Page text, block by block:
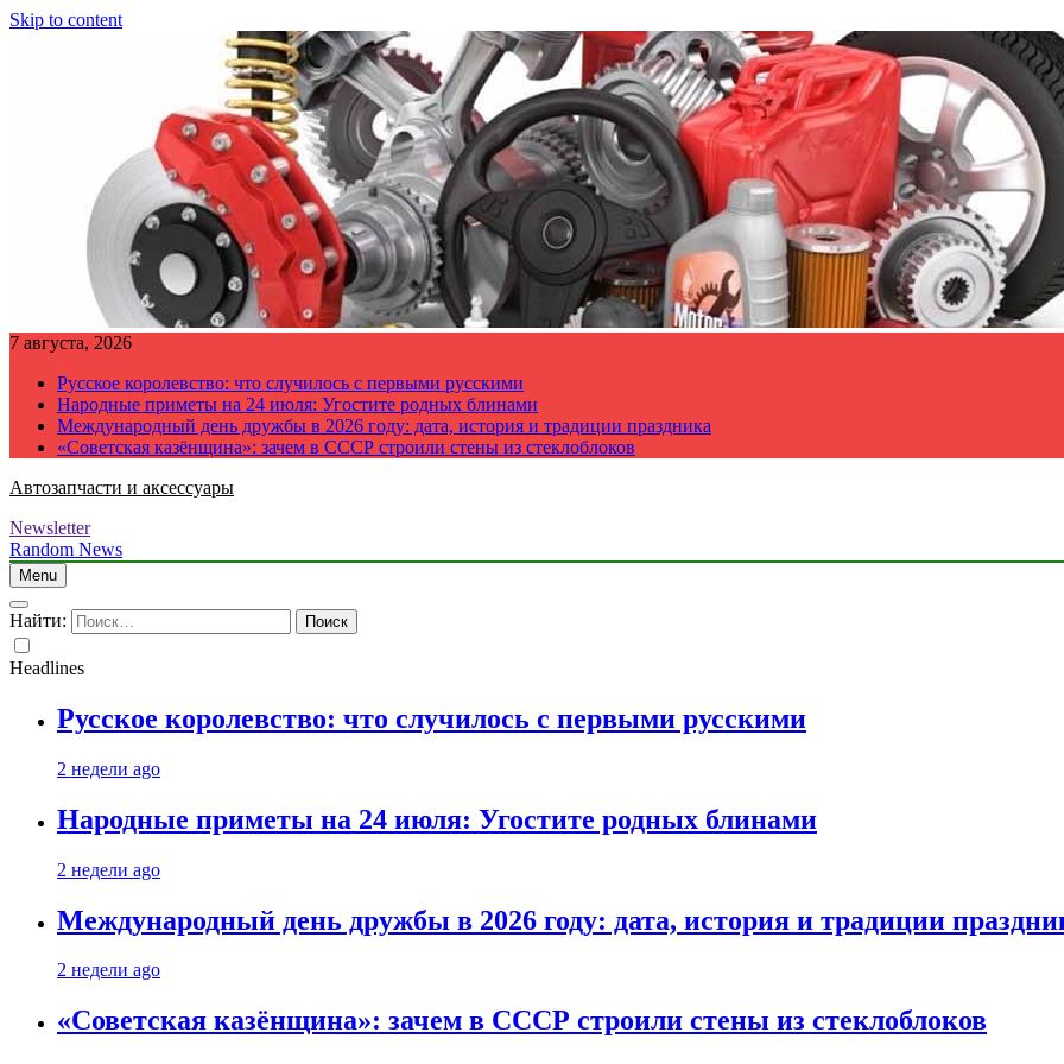
Skip to content
7 августа, 2026
Русское королевство: что случилось с первыми русскими
Народные приметы на 24 июля: Угостите родных блинами
Международный день дружбы в 2026 году: дата, история и традиции праздника
«Советская казёнщина»: зачем в СССР строили стены из стеклоблоков
Автозапчасти и аксессуары
Newsletter
Random News
Menu
Найти:
Headlines
Русское королевство: что случилось с первыми русскими
2 недели ago
Народные приметы на 24 июля: Угостите родных блинами
2 недели ago
Международный день дружбы в 2026 году: дата, история и традиции
2 недели ago
«Советская казёнщина»: зачем в СССР строили стены из стеклоблоков